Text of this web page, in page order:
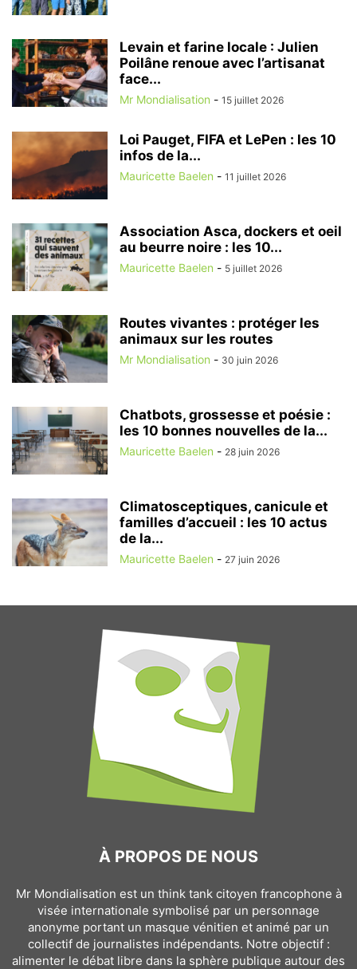
Levain et farine locale : Julien
Poilâne renoue avec l’artisanat
face...
Mr Mondialisation - 15 juillet 2026
Loi Pauget, FIFA et LePen : les 10
infos de la...
Mauricette Baelen - 11 juillet 2026
Association Asca, dockers et oeil
au beurre noire : les 10...
Mauricette Baelen - 5 juillet 2026
Routes vivantes : protéger les
animaux sur les routes
Mr Mondialisation - 30 juin 2026
Chatbots, grossesse et poésie :
les 10 bonnes nouvelles de la...
Mauricette Baelen - 28 juin 2026
Climatosceptiques, canicule et
familles d’accueil : les 10 actus
de la...
Mauricette Baelen - 27 juin 2026
À PROPOS DE NOUS
Mr Mondialisation est un think tank citoyen francophone à
visée internationale symbolisé par un personnage
anonyme portant un masque vénitien et animé par un
collectif de journalistes indépendants. Notre objectif :
alimenter le débat libre dans la sphère publique autour des